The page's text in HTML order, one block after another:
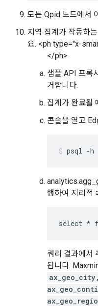
모든 Qpid 노드에서
지역 집계가 작동하
요. <ph type="x-
</ph>
샘플 API 프록
거합니다.
집계가 완료될
콘솔을 열고
psql -h
행하여 지리적
select *
쿼리 결과에서
됩니다.